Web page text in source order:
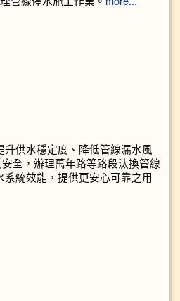
供水穩定度、降低管線漏水風
全，辦理萬年路等路段汰換管線
統效能，提供更安心可靠之用